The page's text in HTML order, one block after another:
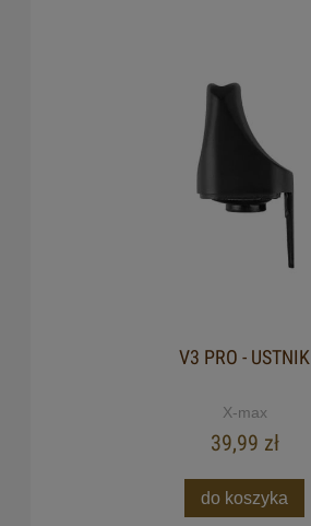
V3 PRO - USTNIK
X-max
39,99 zł
do koszyka